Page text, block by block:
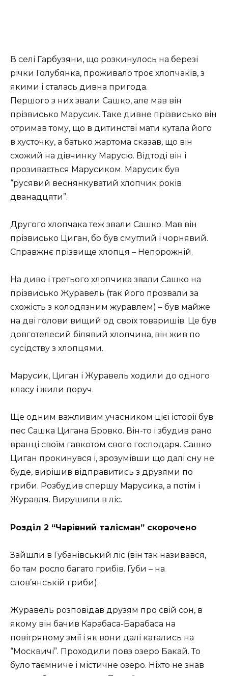
В селі Гарбузяни, що розкинулось на березі
річки Голубянка, проживало троє хлопчаків, з
якими і сталась дивна пригода.
Першого з них звали Сашко, але мав він
прізвисько Марусик. Таке дивне прізвисько він
отримав тому, що в дитинстві мати кутала його
в хусточку, а батько жартома сказав, що він
схожий на дівчинку Марусю. Відтоді він і
прозивається Марусиком. Марусик був
“русявий веснянкуватий хлопчик років
дванадцяти”.
Другого хлопчака теж звали Сашко. Мав він
прізвисько Циган, бо був смуглий і чорнявий.
Справжнє прізвище хлопця – Непорожній.
На диво і третього хлопчика звали Сашко на
прізвисько Журавель (так його прозвали за
схожість з колодязним журавлем) – був майже
на дві голови вищий од своїх товаришів. Це був
довготелесий білявий хлопчина, він жив по
сусідству з хлопцями.
Марусик, Циган і Журавель ходили до одного
класу і жили поруч.
Ще одним важливим учасником цієї історії був
пес Сашка Цигана Бровко. Він-то і збудив рано
вранці своїм гавкотом свого господаря. Сашко
Циган прокинувся і, зрозумівши що далі сну не
буде, вирішив відправитись з друзями по
гриби. Розбудив спершу Марусика, а потім і
Журавля. Вирушили в ліс.
Розділ 2 “Чарівний талісман” скорочено
Зайшли в Губанівський ліс (він так називався,
бо там росло багато грибів. Губи – на
слов’янській гриби).
Журавель розповідав друзям про свій сон, в
якому він бачив Карабаса-Барабаса на
повітряному змії і як вони далі катались на
“Москвичі”. Проходили повз озеро Бакай. То
було таємниче і містичне озеро. Ніхто не знав